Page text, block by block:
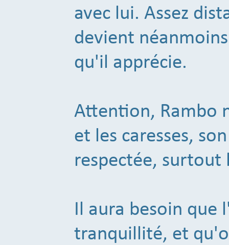
avec lui. Assez
devient
qu'il apprécie.
Attention, Rambo
et les caresses,
respectée,
Il aura besoin que
tranquillité, et